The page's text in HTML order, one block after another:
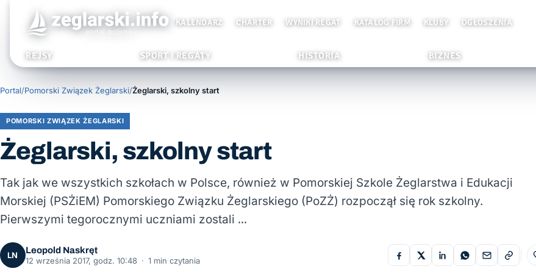
KALENDARZ CHARTER WYNIKI REGAT KATALOG FIRM KLUBY OGŁOSZENIA
REJSY SPORT I REGATY HISTORIA BIZNES
Portal/Pomorski Związek Żeglarski/Żeglarski, szkolny start
POMORSKI ZWIĄZEK ŻEGLARSKI
Żeglarski, szkolny start
Tak jak we wszystkich szkołach w Polsce, również w Pomorskiej Szkole Żeglarstwa i Edukacji
Morskiej (PSŻiEM) Pomorskiego Związku Żeglarskiego (PoZŻ) rozpoczął się rok szkolny.
Pierwszymi tegorocznymi uczniami zostali …
LN
Leopold Naskręt
12 września 2017, godz. 10:48 · 1 min czytania